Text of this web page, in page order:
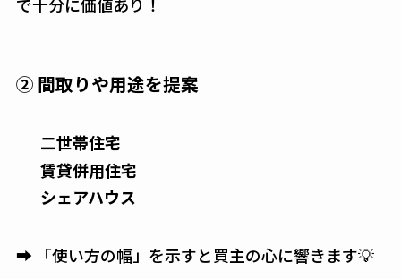
② 間取りや用途を提案
二世帯住宅
賃貸併用住宅
シェアハウス
➡ 「使い方の幅」を示すと買主の心に響きます💡